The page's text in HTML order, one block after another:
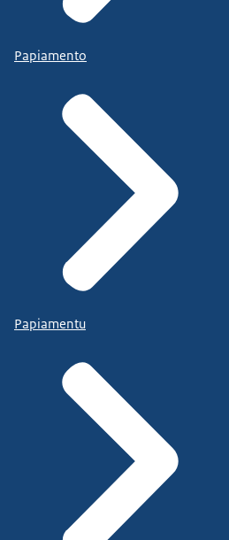
Papiamento
Papiamentu